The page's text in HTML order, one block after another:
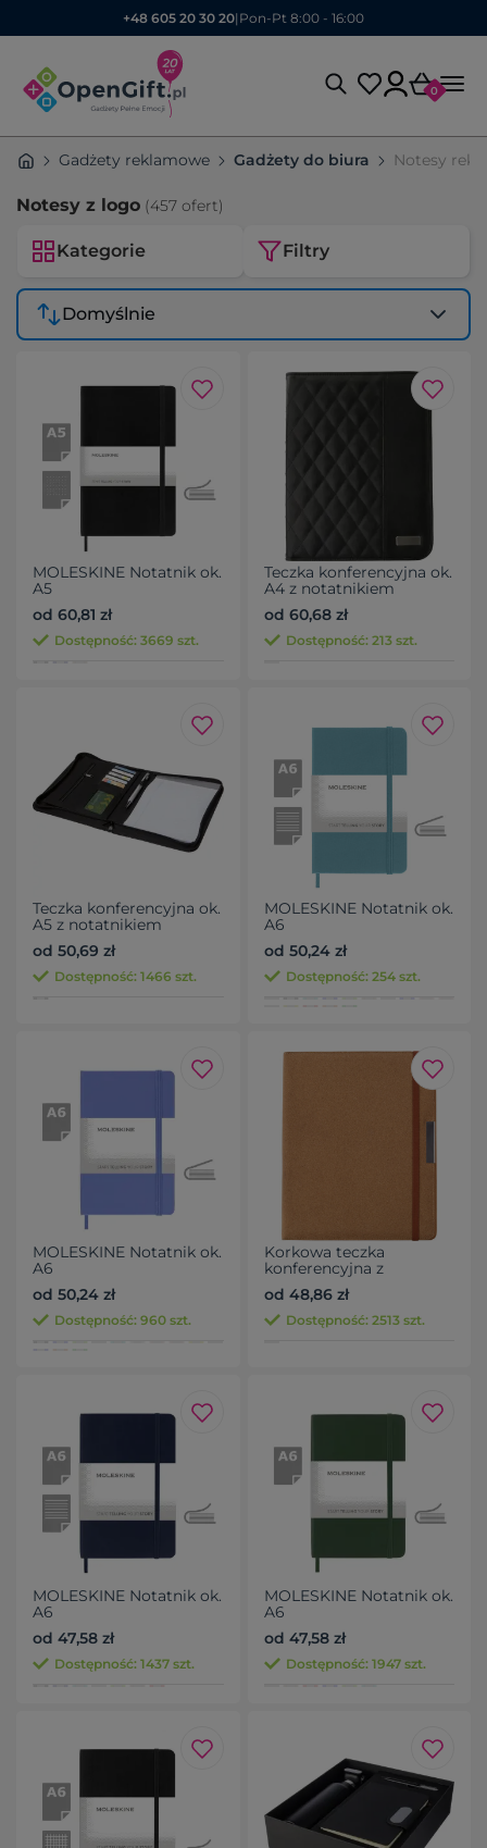
+48 605 20 30 20| Pon-Pt 8:00 - 16:00
0
Gadżety reklamowe Gadżety do biura Notesy
Notesy z logo (457 ofert)
Kategorie Filtry
Domyślnie
MOLESKINE Notatnik ok.
A5
od 60,81 zł
Dostępność: 3669 szt.
Teczka konferencyjna ok.
A4 z notatnikiem
od 60,68 zł
Dostępność: 213 szt.
Teczka konferencyjna ok.
A5 z notatnikiem
od 50,69 zł
Dostępność: 1466 szt.
MOLESKINE Notatnik ok.
A6
od 50,24 zł
Dostępność: 254 szt.
MOLESKINE Notatnik ok.
A6
od 50,24 zł
Dostępność: 960 szt.
Korkowa teczka
konferencyjna z
notatnikiem
od 48,86 zł
Dostępność: 2513 szt.
MOLESKINE Notatnik ok.
A6
od 47,58 zł
Dostępność: 1437 szt.
MOLESKINE Notatnik ok.
A6
od 47,58 zł
Dostępność: 1947 szt.